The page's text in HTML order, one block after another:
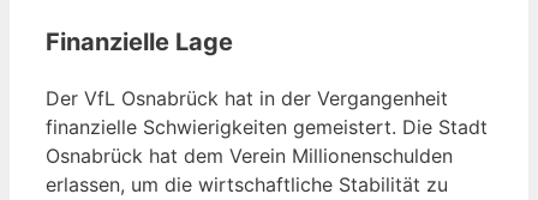
Finanzielle Lage
Der VfL Osnabrück hat in der Vergangenheit
finanzielle Schwierigkeiten gemeistert. Die Stadt
Osnabrück hat dem Verein Millionenschulden
erlassen, um die wirtschaftliche Stabilität zu